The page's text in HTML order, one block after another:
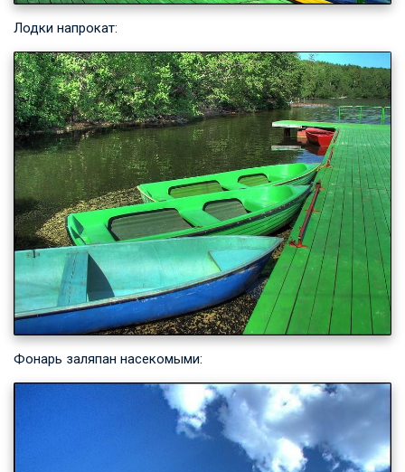
Лодки напрокат:
Фонарь заляпан насекомыми: